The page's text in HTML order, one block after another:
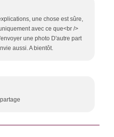
une chose est sûre,
avec ce que<br />
une photo D'autre part
aussi. A bientôt.